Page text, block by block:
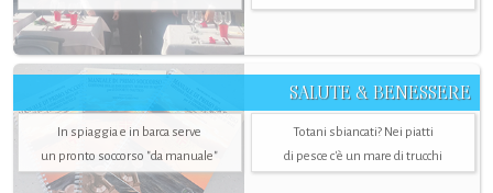
SALUTE & BENESSERE
In spiaggia e in barca serve
un pronto soccorso "da manuale"
Totani sbiancati? Nei piatti
di pesce c'è un mare di trucchi